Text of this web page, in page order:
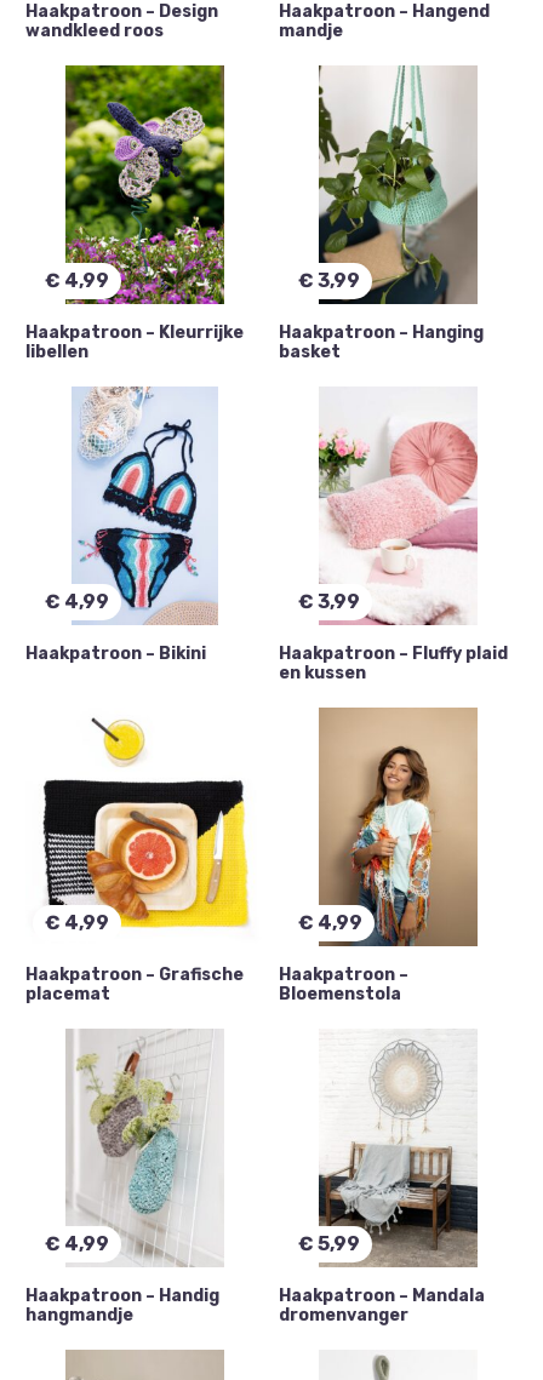
Haakpatroon – Design
wandkleed roos
Haakpatroon – Hangend
mandje
€ 4,99
Haakpatroon – Kleurrijke
libellen
€ 3,99
Haakpatroon – Hanging
basket
€ 4,99
Haakpatroon – Bikini
€ 3,99
Haakpatroon – Fluffy plaid
en kussen
€ 4,99
Haakpatroon – Grafische
placemat
€ 4,99
Haakpatroon –
Bloemenstola
€ 4,99
Haakpatroon – Handig
hangmandje
€ 5,99
Haakpatroon – Mandala
dromenvanger